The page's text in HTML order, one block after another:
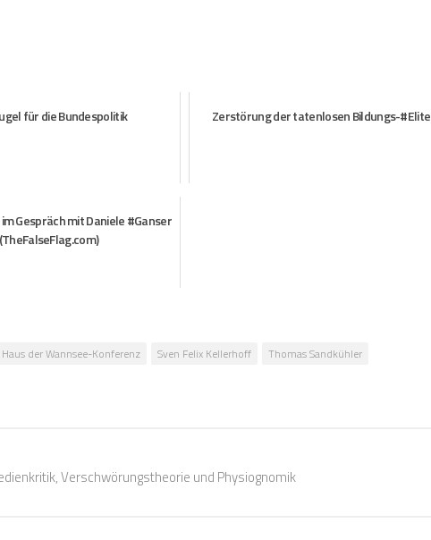
für die Bundespolitik Zerstörung der tatenlosen Bildungs-#Elite
im Gespräch mit Daniele #Ganser
(TheFalseFlag.com)
Haus der Wannsee-Konferenz Sven Felix Kellerhoff
Thomas Sandkühler
Verschwörungstheorie und Physiognomik